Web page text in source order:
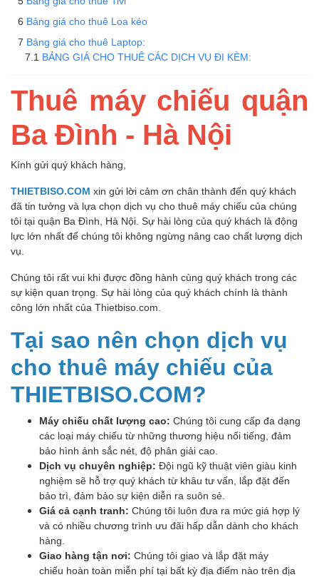
Bảng giá cho thuê Loa kéo
Bảng giá cho thuê Laptop:
BẢNG GIÁ CHO THUÊ CÁC DỊCH VỤ ĐI KÈM:
Thuê máy chiếu quận
Ba Đình - Hà Nội
Kính gửi quý khách hàng,
THIETBISO.COM xin gửi lời cảm ơn chân thành đến quý khách
đã tin tưởng và lựa chọn dịch vụ cho thuê máy chiếu của chúng
tôi tại quận Ba Đình, Hà Nội. Sự hài lòng của quý khách là động
lực lớn nhất để chúng tôi không ngừng nâng cao chất lượng dịch
vụ.
Chúng tôi rất vui khi được đồng hành cùng quý khách trong các
sự kiện quan trọng. Sự hài lòng của quý khách chính là thành
công lớn nhất của Thietbiso.com.
Tại sao nên chọn dịch vụ
cho thuê máy chiếu của
THIETBISO.COM?
Máy chiếu chất lượng cao: Chúng tôi cung cấp đa dạng
các loại máy chiếu từ những thương hiệu nổi tiếng, đảm
bảo hình ảnh sắc nét, độ phân giải cao.
Dịch vụ chuyên nghiệp: Đội ngũ kỹ thuật viên giàu kinh
nghiệm sẽ hỗ trợ quý khách từ khâu tư vấn, lắp đặt đến
bảo trì, đảm bảo sự kiện diễn ra suôn sẻ.
Giá cả cạnh tranh: Chúng tôi luôn đưa ra mức giá hợp lý
và có nhiều chương trình ưu đãi hấp dẫn dành cho khách
hàng.
Giao hàng tận nơi: Chúng tôi giao và lắp đặt máy
chiếu hoàn toàn miễn phí tại bất kỳ địa điểm nào trên địa